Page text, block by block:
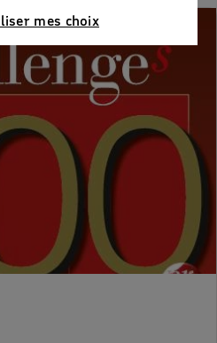
et la liste de nos
mes choix